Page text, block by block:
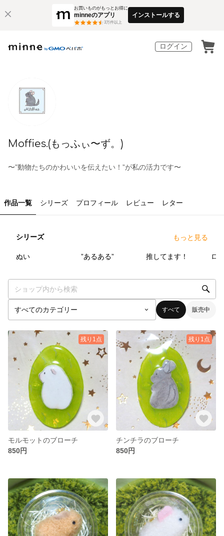
お買いものがもっとお得に
minneのアプリ
3万件以上
インストールする
ログイン
Moffies.(もっふぃ〜ず。)
〜”動物たちのかわいいを伝えたい！”が私の活力です〜
作品一覧 シリーズ プロフィール レビュー レター
シリーズ もっと見る
ぬい ”あるある” 推してます！
すべて 販売中
残り1点
モルモットのブローチ
850円
残り1点
チンチラのブローチ
850円